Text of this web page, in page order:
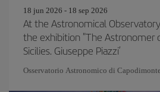
18 jun 2026 - 18 sep 2026
At the Astronomical
the exhibition "The Astronomer
Sicilies. Giuseppe Piazzi’
Osservatorio Astronomico di Capodimonte